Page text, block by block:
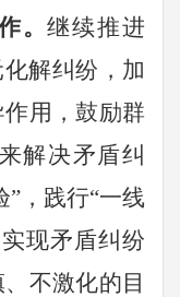
。继续推进
解纠纷，加
用，鼓励群
解决矛盾纠
，践行“一线
现矛盾纠纷
不激化的目